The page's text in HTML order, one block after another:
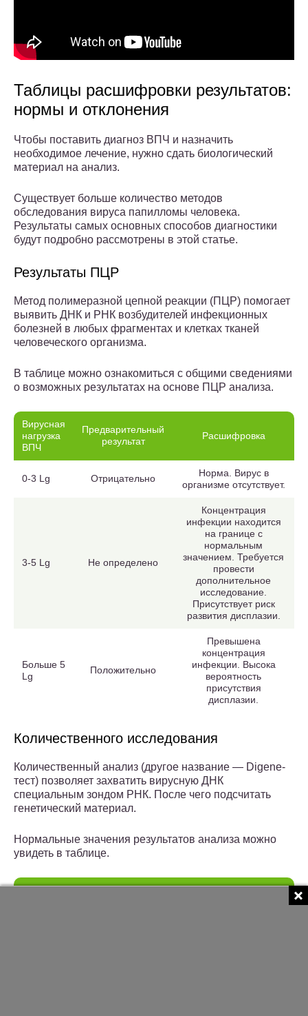
Таблицы расшифровки результатов:
нормы и отклонения
Чтобы поставить диагноз ВПЧ и назначить
необходимое лечение, нужно сдать биологический
материал на анализ.
Существует больше количество методов
обследования вируса папилломы человека.
Результаты самых основных способов диагностики
будут подробно рассмотрены в этой статье.
Результаты ПЦР
Метод полимеразной цепной реакции (ПЦР) помогает
выявить ДНК и РНК возбудителей инфекционных
болезней в любых фрагментах и клетках тканей
человеческого организма.
В таблице можно ознакомиться с общими сведениями
о возможных результатах на основе ПЦР анализа.
Вирусная
нагрузка
ВПЧ
Предварительный
результат
Расшифровка
0-3 Lg Отрицательно
Норма. Вирус в
организме отсутствует.
3-5 Lg Не определено
Концентрация
инфекции находится
на границе с
нормальным
значением. Требуется
провести
дополнительное
исследование.
Присутствует риск
развития дисплазии.
Больше 5
Lg
Положительно
Превышена
концентрация
инфекции. Высока
вероятность
присутствия
дисплазии.
Количественного исследования
Количественный анализ (другое название — Digene-
тест) позволяет захватить вирусную ДНК
специальным зондом РНК. После чего подсчитать
генетический материал.
Нормальные значения результатов анализа можно
увидеть в таблице.
Группы
Типы